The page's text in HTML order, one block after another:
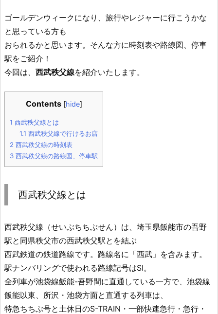
ゴールデンウィークになり、旅行やレジャーに行こうかな
と思っている方も
おられるかと思います。そんな方に時刻表や路線図、停車
駅をご紹介！
今回は、 西武秩父線を紹介いたします。
Contents [hide]
1 西武秩父線とは
1.1 西武秩父線で行けるお店
2 西武秩父線の時刻表
3 西武秩父線の路線図、停車駅
西武秩父線とは
西武秩父線（せいぶちちぶせん）は、埼玉県飯能市の吾野
駅と同県秩父市の西武秩父駅とを結ぶ
西武鉄道の鉄道路線です。路線名に「西武」を含みます。
駅ナンバリングで使われる路線記号はSI。
全列車が池袋線飯能-吾野間に直通している一方で、池袋線
飯能以東、所沢・池袋方面と直通する列車は、
特急ちちぶ号と土休日のS-TRAIN・一部快速急行・急行・